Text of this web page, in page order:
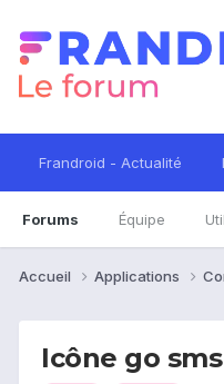
Frandroid - Actualité
Forums Équipe
Accueil Applications
Icône go